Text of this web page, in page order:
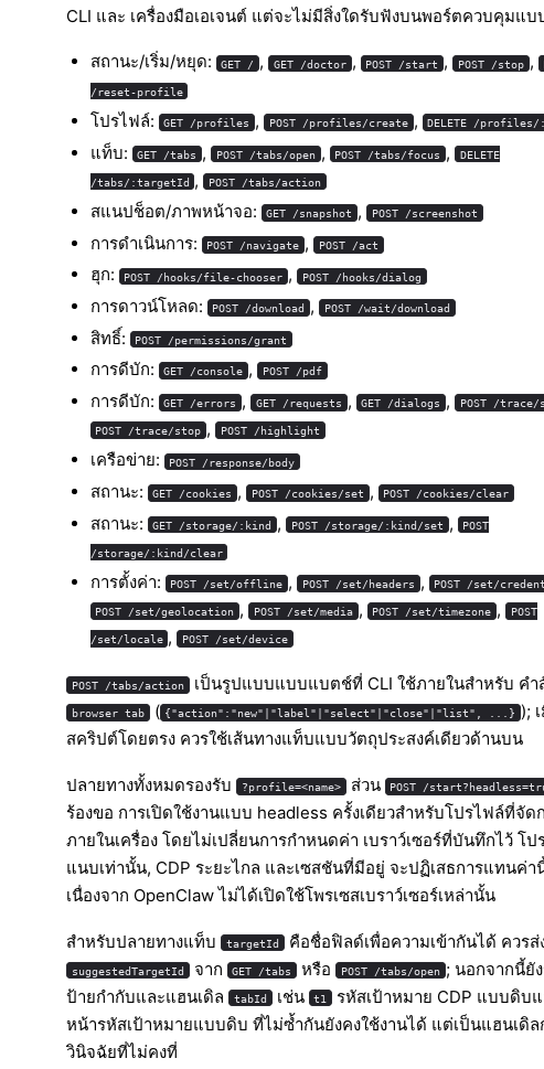
CLI และ เครื่องมือเอเจนต์ แต่จะไม่มีสิ่งใดรับฟังบนพอร์ตควบคุมแ
สถานะ/เริ่ม/หยุด: GET / , GET /doctor , POST /start , POST /stop ,
/reset-profile
โปรไฟล์: GET /profiles , POST /profiles/create , DELETE /profiles/
แท็บ: GET /tabs , POST /tabs/open , POST /tabs/focus , DELETE
/tabs/:targetId , POST /tabs/action
สแนปช็อต/ภาพหน้าจอ: GET /snapshot , POST /screenshot
การดำเนินการ: POST /navigate , POST /act
ฮุก: POST /hooks/file-chooser , POST /hooks/dialog
การดาวน์โหลด: POST /download , POST /wait/download
สิทธิ์: POST /permissions/grant
การดีบัก: GET /console , POST /pdf
การดีบัก: GET /errors , GET /requests , GET /dialogs , POST /
POST /trace/stop , POST /highlight
เครือข่าย: POST /response/body
สถานะ: GET /cookies , POST /cookies/set , POST /cookies/clear
สถานะ: GET /storage/:kind , POST /storage/:kind/set , POST
/storage/:kind/clear
การตั้งค่า: POST /set/offline , POST /set/headers , POST /set/
POST /set/geolocation , POST /set/media , POST /set/timezone , POST
/set/locale , POST /set/device
POST /tabs/action เป็นรูปแบบแบบแบตช์ที่ CLI ใช้ภายในสำหรับ คำ
browser tab ( {"action":"new"|"label"|"select"|"close"|"list", ...} );
สคริปต์โดยตรง ควรใช้เส้นทางแท็บแบบวัตถุประสงค์เดียวด้านบน
ปลายทางทั้งหมดรองรับ ?profile=<name> ส่วน POST /
ร้องขอ การเปิดใช้งานแบบ headless ครั้งเดียวสำหรับโปรไฟล์ที่จัด
ภายในเครื่อง โดยไม่เปลี่ยนการกำหนดค่า เบราว์เซอร์ที่บันทึกไว้ โ
แนบเท่านั้น, CDP ระยะไกล และเซสชันที่มีอยู่ จะปฏิเสธการแทนค่า
เนื่องจาก OpenClaw ไม่ได้เปิดใช้โพรเซสเบราว์เซอร์เหล่านั้น
สำหรับปลายทางแท็บ targetId คือชื่อฟิลด์เพื่อความเข้ากันได้ ควรส่
suggestedTargetId จาก GET /tabs หรือ POST /tabs/open ; นอกจากนี้ยั
ป้ายกำกับและแฮนเดิล
tabId เช่น t1
รหัสเป้าหมาย CDP แบบดิบ
หน้ารหัสเป้าหมายแบบดิบ ที่ไม่ซ้ำกันยังคงใช้งานได้ แต่เป็นแฮนเดิล
วินิจฉัยที่ไม่คงที่